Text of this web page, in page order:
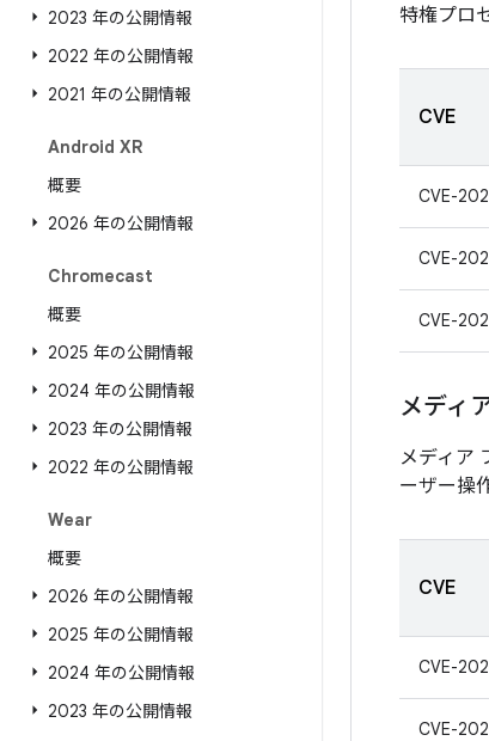
2023 年の公開情報
2022 年の公開情報
2021 年の公開情報
Android XR
概要
2026 年の公開情報
Chromecast
概要
2025 年の公開情報
2024 年の公開情報
2023 年の公開情報
2022 年の公開情報
Wear
概要
2026 年の公開情報
2025 年の公開情報
2024 年の公開情報
2023 年の公開情報
特権プロ
CVE
CVE-
CVE-
CVE-
メディ
メディア
ーザー操
CVE
CVE-
CVE-